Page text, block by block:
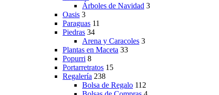
Árboles de Navidad 3
Oasis 3
Paraguas 11
Piedras 34
Arena y Caracoles 3
Plantas en Maceta 33
Popurri 8
Portarretratos 15
Regalería 238
Bolsa de Regalo 112